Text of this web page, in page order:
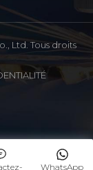
Ltd. Tous droits
WhatsApp